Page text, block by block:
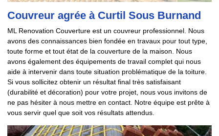
Couvreur agrée à Curtil Sous Burnand
ML Renovation Couverture est un couvreur professionnel. Nous
avons des connaissances bien fondée en travaux pour tout type,
toute forme et tout état de la couverture de la maison. Nous
avons également des équipements de travail complet qui nous
aide à intervenir dans toute situation problématique de la toiture.
Si vous sollicitez obtenir un résultat final très satisfaisant
(durabilité et décoration) pour votre projet, nous vous invitons de
ne pas hésiter à nous mettre en contact. Notre équipe est prête à
vous servir quel que soit vos résultats attendus.